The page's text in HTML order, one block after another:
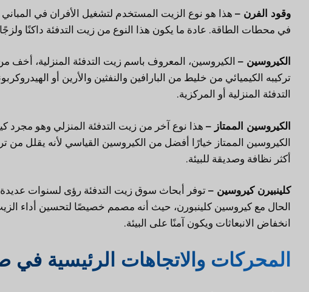
وقود الفرن – هذا هو نوع الزيت المستخدم لتشغيل الأفران في المباني
في محطات الطاقة. عادة ما يكون هذا النوع من زيت التدفئة داكنًا
الكيروسين – الكيروسين، المعروف باسم زيت التدفئة المنزلية، أخف
تركيبه الكيميائي من خليط من البارافين والنفثين والأرين أو
التدفئة المنزلية أو المركزية.
الكيروسين الممتاز – هذا نوع آخر من زيت التدفئة المنزلي وهو
الكيروسين الممتاز خيارًا أفضل من الكيروسين القياسي لأنه يقلل من
أكثر نظافة وصديقة للبيئة.
كلينبيرن كيروسين – توفر أبحاث سوق زيت التدفئة رؤى لسنوات
الحال مع كيروسين كلينبورن، حيث أنه مصمم خصيصًا لتحسين أداء
انخفاض الانبعاثات ويكون آمنًا على البيئة.
المحركات والاتجاهات الرئيسية في